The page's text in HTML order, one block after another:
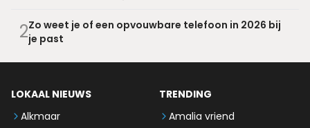
2Zo weet je of een opvouwbare telefoon in 2026 bij
je past
LOKAAL NIEUWS
Alkmaar
TRENDING
Amalia vriend